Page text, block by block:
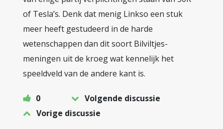
of Tesla’s. Denk dat menig Linkso een stuk
meer heeft gestudeerd in de harde
wetenschappen dan dit soort Bilviltjes-
meningen uit de kroeg wat kennelijk het
speeldveld van de andere kant is.
0
Volgende discussie
Vorige discussie